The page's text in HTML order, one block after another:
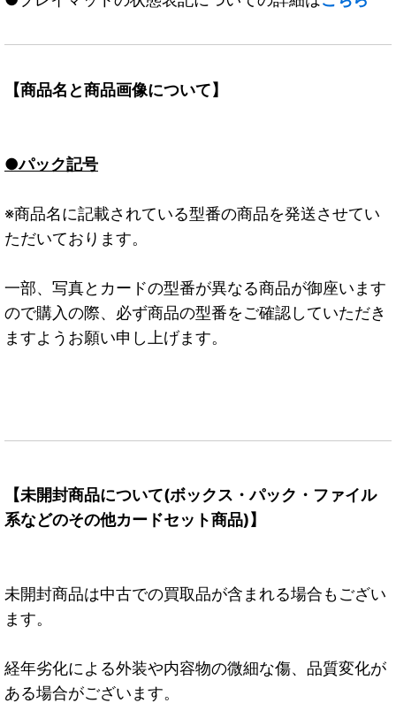
【商品名と商品画像について】
●パック記号
※商品名に記載されている型番の商品を発送させてい
ただいております。
一部、写真とカードの型番が異なる商品が御座います
ので購入の際、必ず商品の型番をご確認していただき
ますようお願い申し上げます。
【未開封商品について(ボックス・パック・ファイル
系などのその他カードセット商品)】
未開封商品は中古での買取品が含まれる場合もござい
ます。
経年劣化による外装や内容物の微細な傷、品質変化が
ある場合がございます。